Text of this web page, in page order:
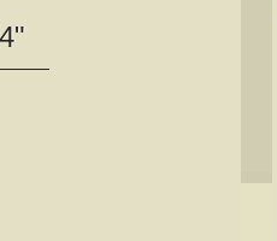
Dans